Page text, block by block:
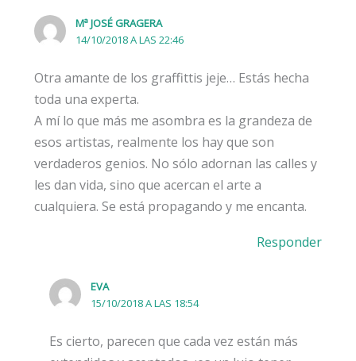
Mª JOSÉ GRAGERA
14/10/2018 A LAS 22:46
Otra amante de los graffittis jeje… Estás hecha
toda una experta.
A mí lo que más me asombra es la grandeza de
esos artistas, realmente los hay que son
verdaderos genios. No sólo adornan las calles y
les dan vida, sino que acercan el arte a
cualquiera. Se está propagando y me encanta.
Responder
EVA
15/10/2018 A LAS 18:54
Es cierto, parecen que cada vez están más